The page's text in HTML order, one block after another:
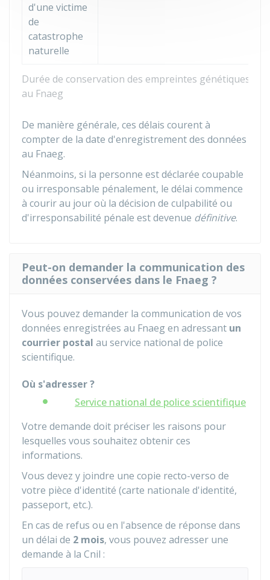
Durée de conservation des empreintes génétiques
au Fnaeg
d'une victime
de
catastrophe
naturelle
De manière générale, ces délais courent à
compter de la date d'enregistrement des données
au Fnaeg.
Néanmoins, si la personne est déclarée coupable
ou irresponsable pénalement, le délai commence
à courir au jour où la décision de culpabilité ou
d'irresponsabilité pénale est devenue définitive.
Peut-on demander la communication des
données conservées dans le Fnaeg ?
Vous pouvez demander la communication de vos
données enregistrées au Fnaeg en adressant un
courrier postal au service national de police
scientifique.
Où s'adresser ?
Service national de police scientifique
Votre demande doit préciser les raisons pour
lesquelles vous souhaitez obtenir ces
informations.
Vous devez y joindre une copie recto-verso de
votre pièce d'identité (carte nationale d'identité,
passeport, etc.).
En cas de refus ou en l'absence de réponse dans
un délai de 2 mois, vous pouvez adresser une
demande à la Cnil :